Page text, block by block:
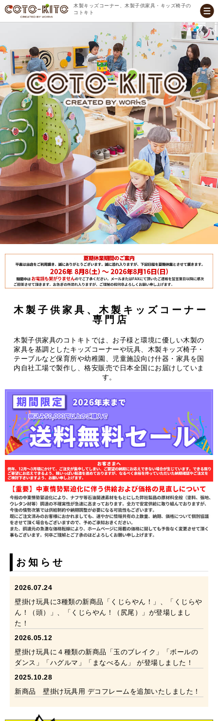
木製キッズコーナー、木製子供家具・キッズ椅子の
コトキト
木製子供家具、木製キッズコーナー
専門店
木製子供家具のコトキトでは、お子様と環境に優しい木製の
家具を基調としたキッズコーナーや玩具、木製キッズ椅子・
テーブルなど保育所や幼稚園、児童施設向け什器・家具を国
内自社工場で製作し、格安販売で日本全国にお届けしていま
す。
お知らせ
2026.07.24
壁掛け玩具に3種類の新商品「くじらやん！」、「くじらや
ん！（頭）」、「くじらやん！（尻尾）」が登場しまし
た！
2026.05.12
壁掛け玩具に４種類の新商品「玉のブレイク」「ボールの
ダンス」「ハグルマ」「まなべるん」 が登場しました！
2025.10.28
新商品 壁掛け玩具用 デコフレームを追加いたしました！